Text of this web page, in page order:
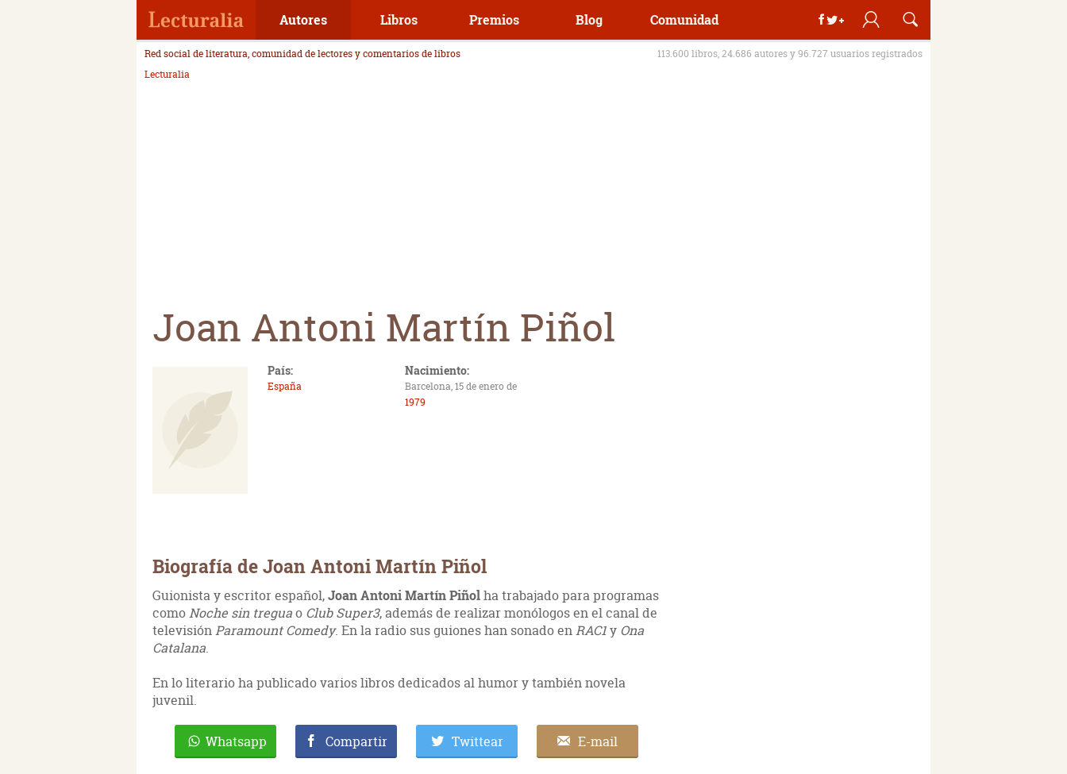
Autores Libros Premios Blog Comunidad
Red social de literatura, comunidad de lectores y comentarios de libros
113.600 libros, 24.686 autores y 96.727 usuarios registrados
Lecturalia
Joan Antoni Martín Piñol
País:
España
Nacimiento:
Barcelona, 15 de enero de
1979
Biografía de Joan Antoni Martín Piñol
Guionista y escritor español,Joan Antoni Martín Piñolha trabajado para programas
comoNoche sin treguao Club Super3, además de realizar monólogos en el canal de
televisiónParamount Comedy. En la radio sus guiones han sonado enRAC1y Ona
Catalana.
En lo literario ha publicado varios libros dedicados al humor y también novela
juvenil.
Whatsapp Compartir Twittear E-mail